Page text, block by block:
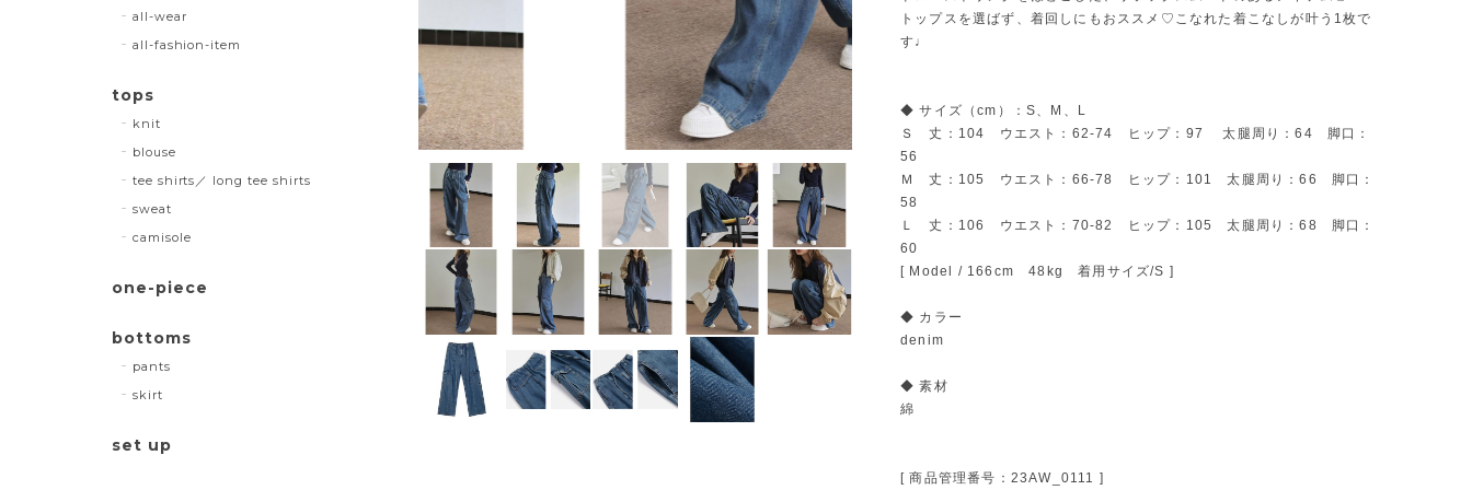
トップスを選ばず、着回しにもおススメ♡こなれた着こなしが叶う1枚で
す♩
◆ サイズ（cm）：S、M、L
Ｓ 丈：104 ウエスト：62-74 ヒップ：97 太腿周り：64 脚口：
56
Ｍ 丈：105 ウエスト：66-78 ヒップ：101 太腿周り：66 脚口：
58
Ｌ 丈：106 ウエスト：70-82 ヒップ：105 太腿周り：68 脚口：
60
[ Model / 166cm 48kg 着用サイズ/S ]
◆ カラー
denim
◆ 素材
綿
[ 商品管理番号：23AW_0111 ]
all-wear
all-fashion-item
tops
knit
blouse
tee shirts／ long tee shirts
sweat
camisole
one-piece
bottoms
pants
skirt
set up